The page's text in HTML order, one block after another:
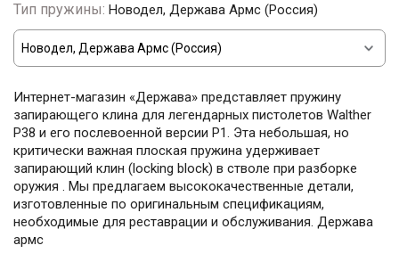
Тип пружины: Новодел, Держава Армс (Россия)
Интернет-магазин «Держава» представляет пружину
запирающего клина для легендарных пистолетов Walther
P38 и его послевоенной версии P1. Эта небольшая, но
критически важная плоская пружина удерживает
запирающий клин (locking block) в стволе при разборке
оружия . Мы предлагаем высококачественные детали,
изготовленные по оригинальным спецификациям,
необходимые для реставрации и обслуживания. Держава
армс